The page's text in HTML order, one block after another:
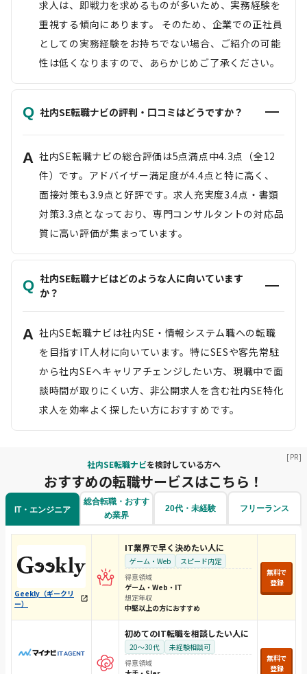
求人は、即戦力を求めるものが多いため、実務経験を
重視する傾向にあります。 そのため、企業での正社員
としての実務経験をお持ちでない場合、ご紹介の可能
性は低くなりますので、あらかじめご了承ください。
Q 社内SE転職ナビの評判・口コミはどうですか？
A 社内SE転職ナビの総合評価は5点満点中4.3点（全12
件）です。アドバイザー満足度が4.4点と特に高く、
面接対策も3.9点と好評です。求人充実度3.4点・書類
対策3.3点となっており、専門コンサルタントの対応品
質に高い評価が集まっています。
Q 社内SE転職ナビはどのような人に向いています
か？
A 社内SE転職ナビは社内SE・情報システム職への転職
を目指すIT人材に向いています。特にSESや客先常駐
から社内SEへキャリアチェンジしたい方、現職中で面
談時間が取りにくい方、非公開求人を含む社内SE特化
求人を効率よく探したい方におすすめです。
[PR]
社内SE転職ナビを検討している方へ
おすすめの転職サービスはこちら！
IT・エンジニア
総合転職・おすす
め業界
20代・未経験 フリーランス
Geekly（ギークリ
ー）
IT業界で早く決めたい人に
ゲーム・Web
スピード内定
得意領域
ゲーム・Web・IT
想定年収
中堅以上の方におすすめ
無料で
登録
初めてのIT転職を相談したい人に
20〜30代
未経験相談可
得意領域
無料で
登録